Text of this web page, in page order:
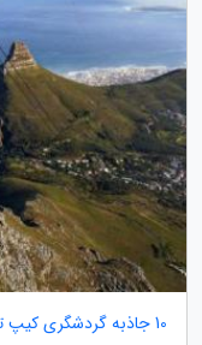
10 جاذبه گردشگری کیپ تاون در آفریقای جنوبی